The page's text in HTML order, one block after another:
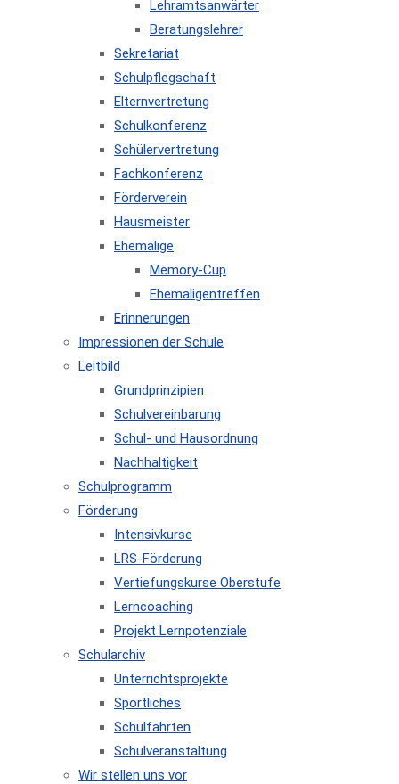
Lehramtsanwärter
Beratungslehrer
Sekretariat
Schulpflegschaft
Elternvertretung
Schulkonferenz
Schülervertretung
Fachkonferenz
Förderverein
Hausmeister
Ehemalige
Memory-Cup
Ehemaligentreffen
Erinnerungen
Impressionen der Schule
Leitbild
Grundprinzipien
Schulvereinbarung
Schul- und Hausordnung
Nachhaltigkeit
Schulprogramm
Förderung
Intensivkurse
LRS-Förderung
Vertiefungskurse Oberstufe
Lerncoaching
Projekt Lernpotenziale
Schularchiv
Unterrichtsprojekte
Sportliches
Schulfahrten
Schulveranstaltung
Wir stellen uns vor